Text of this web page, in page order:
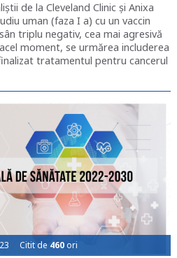
de la Cleveland Clinic și Anixa
uman (faza I a) cu un vaccin
triplu negativ, cea mai agresivă
moment, se urmărea includerea
tratamentul pentru cancerul
Citit de 460ori